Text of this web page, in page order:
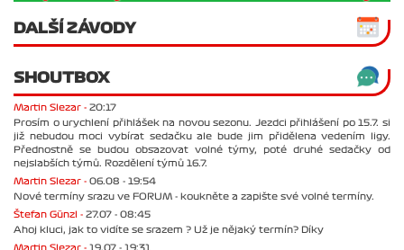
DALŠÍ ZÁVODY
SHOUTBOX
Martin Slezar - 20:17
Prosím o urychlení přihlášek na novou sezonu. Jezdci přihlášení po 15.7. si
již nebudou moci vybírat sedačku ale bude jim přidělena vedením ligy.
Přednostně se budou obsazovat volné týmy, poté druhé sedačky od
nejslabších týmů. Rozdělení týmů 16.7.
Martin Slezar - 06.08 - 19:54
Nové termíny srazu ve FORUM - koukněte a zapište své volné termíny.
Štefan Günzl - 27.07 - 08:45
Ahoj kluci, jak to vidíte se srazem ? Už je nějaký termín? Díky
Martin Slezar - 19.07 - 19:31